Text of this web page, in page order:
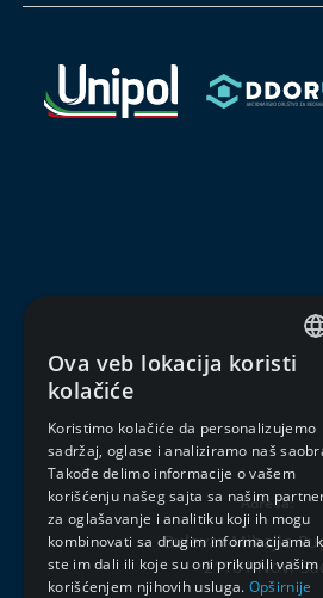
Adresa:
Bulevar Mihajla
21101 Novi
Ova veb lokacija koristi
kolačiće
Koristimo kolačiće da personalizujemo
sadržaj, oglase i analiziramo naš
Takođe delimo informacije o vašem
korišćenju našeg sajta sa našim
za oglašavanje i analitiku koji ih mogu
kombinovati sa drugim informacijama
ste im dali ili koje su oni prikupili vašim
korišćenjem njihovih usluga. Opširnije